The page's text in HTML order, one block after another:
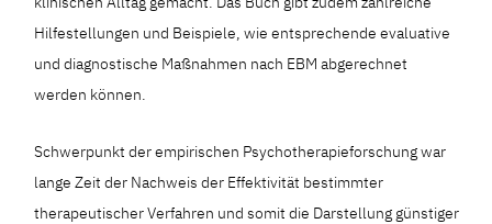
Hilfestellungen und Beispiele, wie entsprechende evaluative
und diagnostische Maßnahmen nach EBM abgerechnet
werden können.
Schwerpunkt der empirischen Psychotherapieforschung war
lange Zeit der Nachweis der Effektivität bestimmter
therapeutischer Verfahren und somit die Darstellung günstiger